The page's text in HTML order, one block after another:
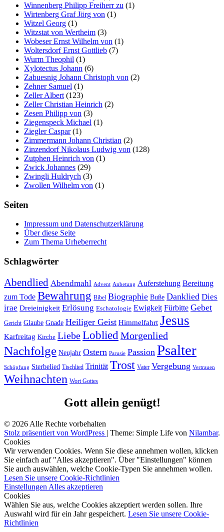
Winnenberg Philipp Freiherr zu (1)
Wirtenberg Graf Jörg von (1)
Witzel Georg (1)
Witzstat von Wertheim (3)
Wobeser Ernst Wilhelm von (1)
Woltersdorf Ernst Gottlieb (7)
Wurm Theophil (1)
Xylotectus Johann (6)
Zabuesnig Johann Christoph von (2)
Zehner Samuel (1)
Zeller Albert (123)
Zeller Christian Heinrich (2)
Zesen Philipp von (3)
Ziegenspeck Michael (1)
Ziegler Caspar(1)
Zimmermann Johann Christian (2)
Zinzendorf Nikolaus Ludwig von (128)
Zutphen Heinrich von (1)
Zwick Johannes (29)
Zwingli Huldrych (3)
Zwollen Wilhelm von (1)
Seiten
Impressum und Datenschutzerklärung
Über diese Seite
Zum Thema Urheberrecht
Schlagwörter
Abendlied Abendmahl Advent Anbetung Auferstehung Bereitung
zum Tode Bewahrung Bibel Biographie Buße Danklied Dies
irae Dreieinigkeit Erlösung Eschatologie Ewigkeit Fürbitte Gebet
Gericht Glaube Gnade Heiliger Geist Himmelfahrt Jesus
Karfreitag Kirche LiebeLoblied Morgenlied
Nachfolge Neujahr Ostern Parusie Passion Psalter
Schöpfung Sterbelied Tischlied Trinität Trost Vater Vergebung Vertrauen
Weihnachten Wort Gottes
Gott allein genügt!
© 2026 Alle Rechte vorbehalten
Stolz präsentiert von WordPress | Theme: Simple Life von Nilambar.
Cookies
Wir verwenden Cookies. Wenn Sie diese annehmen wollen, klicken
Sie einfach auf "Alles akzeptieren". Über "Einstellungen" können
Sie auch auswählen, welche Cookie-Typen Sie annehmen wollen.
Lesen Sie unsere Cookie-Richtlinien
Einstellungen Alles akzeptieren
Cookies
Wählen Sie aus, welche Cookies akzeptiert werden sollen. Ihre
Auswahl wird für ein Jahr gespeichert. Lesen Sie unsere Cookie-
Richtlinien